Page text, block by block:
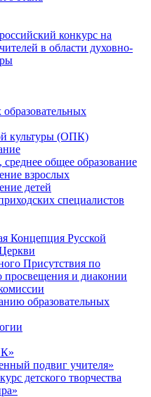
конкурс на
в области духовно-
культуры (ОПК)
общее образование
взрослых
детей
специалистов
Концепция Русской
Присутствия по
просвещения и диаконии
образовательных
подвиг учителя»
детского творчества